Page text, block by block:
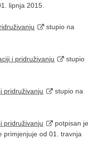
lipnja 2015.
stupio na
i pridruživanju
stupio
pridruživanju
stupio na
pridruživanju
potpisan je
primjenjuje od 01. travnja